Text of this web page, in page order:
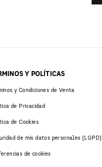
Y POLÍTICAS
y Condiciones de Venta
de Privacidad
de Cookies
de mis datos personales (LGPD)
de cookies